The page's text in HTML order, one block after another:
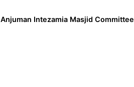
Anjuman Intezamia Masjid Committee